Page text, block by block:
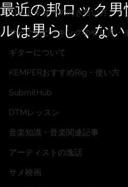
SNSとギターの向き合い方
サークルピッキングのやり方・
ギターについて
KEMPERおすすめRig・使い方
SubmitHub
DTMレッスン
音楽知識・音楽関連記事
アーティストの逸話
サメ映画
最近の邦ロック男
ルは男らしくな